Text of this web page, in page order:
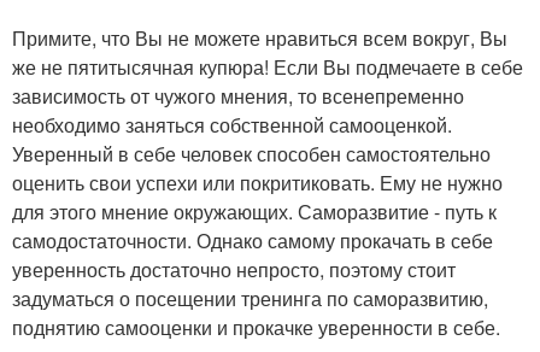
Примите, что Вы не можете нравиться всем вокруг, Вы
же не пятитысячная купюра! Если Вы подмечаете в себе
зависимость от чужого мнения, то всенепременно
необходимо заняться собственной самооценкой.
Уверенный в себе человек способен самостоятельно
оценить свои успехи или покритиковать. Ему не нужно
для этого мнение окружающих. Саморазвитие - путь к
самодостаточности. Однако самому прокачать в себе
уверенность достаточно непросто, поэтому стоит
задуматься о посещении тренинга по саморазвитию,
поднятию самооценки и прокачке уверенности в себе.